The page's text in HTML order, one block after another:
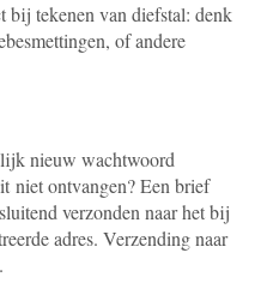
tekenen van diefstal: denk
of andere
nieuw wachtwoord
niet ontvangen? Een brief
verzonden naar het bij
adres. Verzending naar